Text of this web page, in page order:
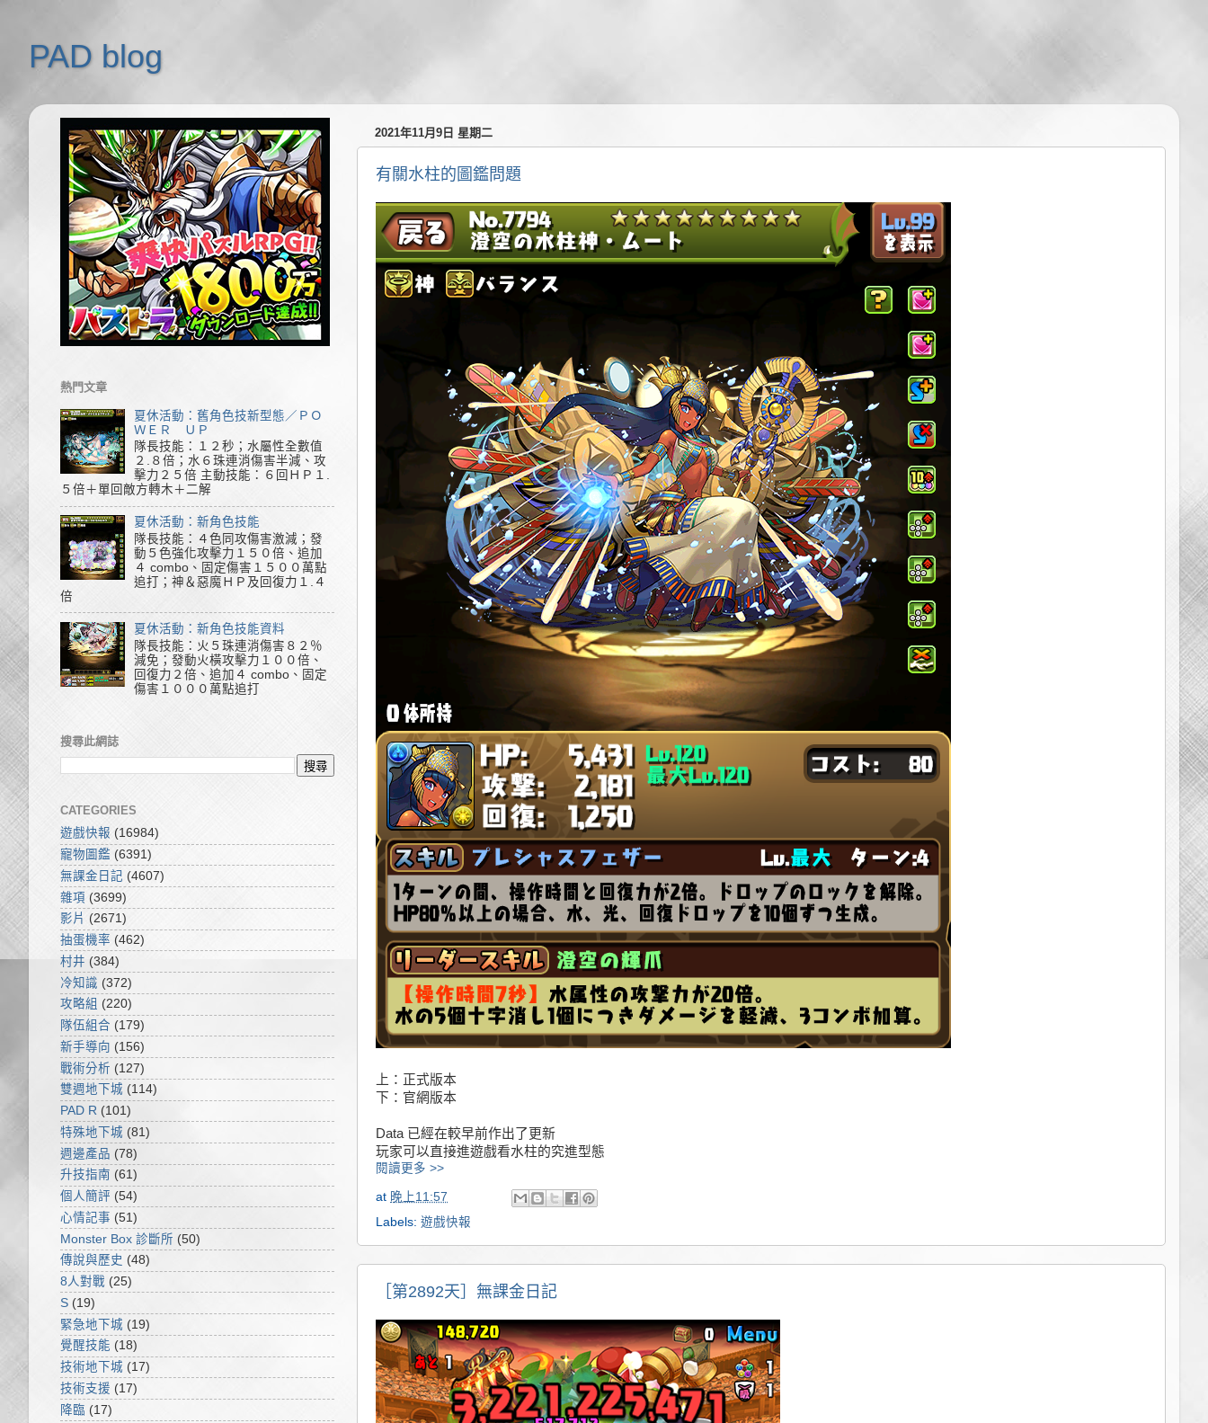
PAD blog
2021年11月9日 星期二
有關水柱的圖鑑問題
上：正式版本
下：官網版本
Data 已經在較早前作出了更新
玩家可以直接進遊戲看水柱的究進型態
閱讀更多 >>
at 晚上11:57
Labels: 遊戲快報
［第2892天］無課金日記
熱門文章
夏休活動：舊角色技新型態／ＰＯ
ＷＥＲ ＵＰ
隊長技能：１２秒；水屬性全數值
２.８倍；水６珠連消傷害半減、攻
擊力２５倍 主動技能：６回ＨＰ１.
５倍＋單回敵方轉木＋二解
夏休活動：新角色技能
隊長技能：４色同攻傷害激減；發
動５色強化攻擊力１５０倍、追加
４ combo、固定傷害１５００萬點
追打；神＆惡魔ＨＰ及回復力１.４
倍
夏休活動：新角色技能資料
隊長技能：火５珠連消傷害８２％
減免；發動火橫攻擊力１００倍、
回復力２倍、追加４ combo、固定
傷害１０００萬點追打
搜尋此網誌
CATEGORIES
遊戲快報 (16984)
寵物圖鑑 (6391)
無課金日記 (4607)
雜項 (3699)
影片 (2671)
抽蛋機率 (462)
村井 (384)
冷知識 (372)
攻略組 (220)
隊伍組合 (179)
新手導向 (156)
戰術分析 (127)
雙週地下城 (114)
PAD R (101)
特殊地下城 (81)
週邊產品 (78)
升技指南 (61)
個人簡評 (54)
心情記事 (51)
Monster Box 診斷所 (50)
傳說與歷史 (48)
8人對戰 (25)
S (19)
緊急地下城 (19)
覺醒技能 (18)
技術地下城 (17)
技術支援 (17)
降臨 (17)